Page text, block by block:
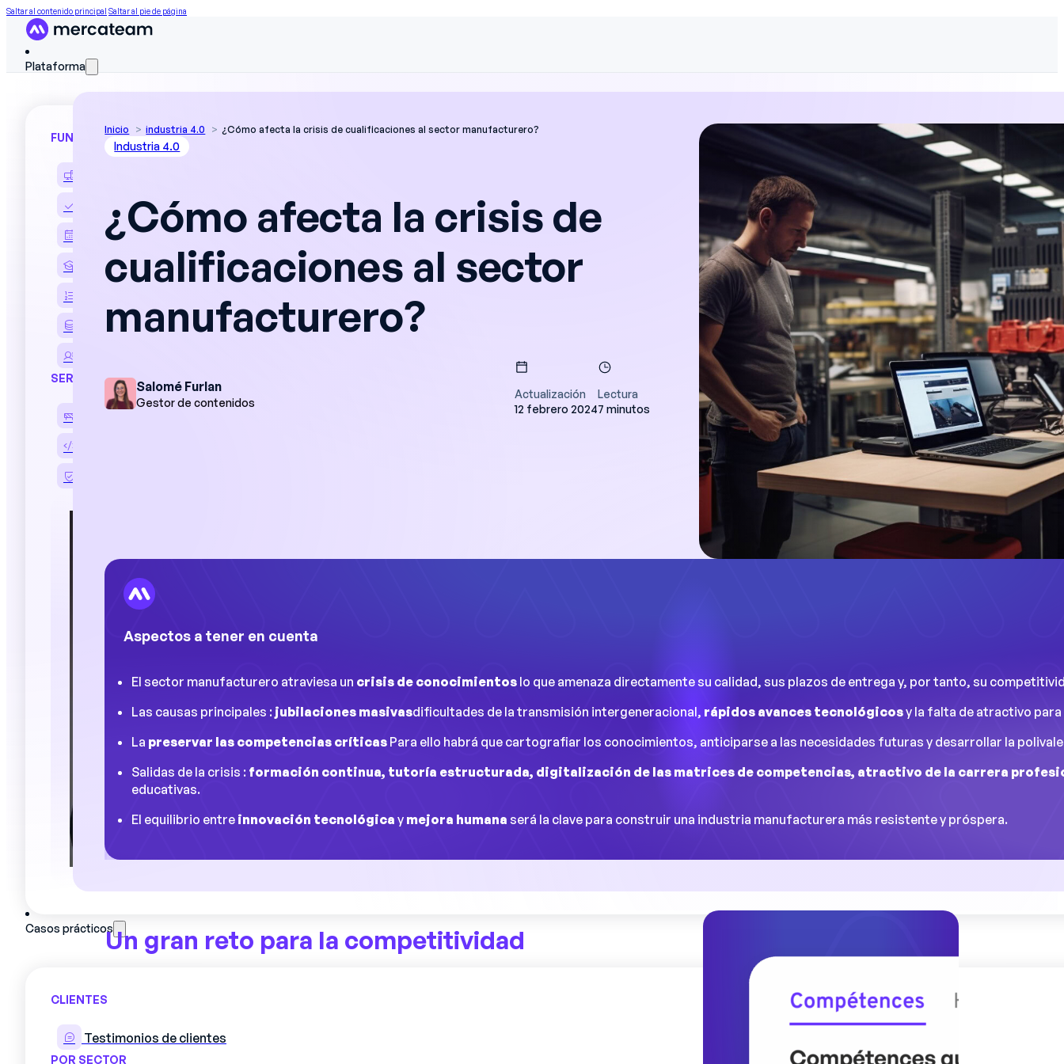
Saltar al contenido principal Saltar al pie de página
Plataforma
FUNCIONALIDADES
Matriz de competencias
Planificación de asignaciones
Formación de operadores
Datos de campo
SERVICIOS
Casos prácticos
CLIENTES
Testimonios de clientes
POR SECTOR
Inicio industria 4.0 ¿Cómo afecta la crisis de cualificaciones al sector manufacturero?
Industria 4.0
¿Cómo afecta la crisis de
cualificaciones al sector
manufacturero?
Salomé Furlan
Gestor de contenidos
Actualización
12 febrero 2024
Lectura
7 minutos
Aspectos a tener en cuenta
El sector manufacturero atraviesa un crisis de conocimientos lo que amenaza directamente su calidad, sus plazos de entrega y, por tanto, su
Las causas principales : jubilaciones masivasdificultades de la transmisión intergeneracional, rápidos avances tecnológicosy la falta de atractivo
La preservar las competencias críticas Para ello habrá que cartografiar los conocimientos, anticiparse a las necesidades futuras y desarrollar la
Salidas de la crisis : formación continua, tutoría estructurada, digitalización de las matrices de competencias, atractivo de la carrera
educativas.
El equilibrio entre innovación tecnológica y mejora humana será la clave para construir una industria manufacturera más resistente y próspera.
Un gran reto para la competitividad
conocimientos técnicos que amenaza directamente su competitividad. Esta
competencias técnicas esenciales dentro de las empresas. Cuando una fábrica